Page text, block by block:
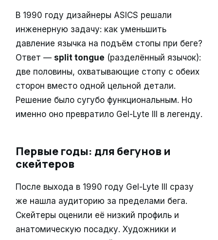
В 1990 году дизайнеры ASICS решали
инженерную задачу: как уменьшить
давление язычка на подъём стопы при беге?
Ответ — split tongue (разделённый язычок):
две половины, охватывающие стопу с обеих
сторон вместо одной цельной детали.
Решение было сугубо функциональным. Но
именно оно превратило Gel-Lyte III в легенду.
Первые годы: для бегунов и
скейтеров
После выхода в 1990 году Gel-Lyte III сразу
же нашла аудиторию за пределами бега.
Скейтеры оценили её низкий профиль и
анатомическую посадку. Художники и